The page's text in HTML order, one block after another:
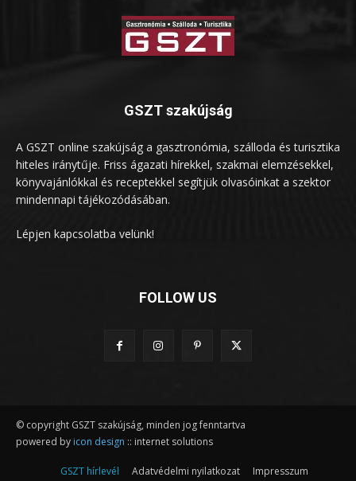
GSZT szakújság
A GSZT online szakújság a gasztronómia, szálloda és turisztika
hiteles iránytűje. Friss ágazati hírekkel, szakmai elemzésekkel,
könyvajánlókkal és receptekkel segítjük olvasóinkat a szektor
mindennapi tájékozódásában.
Lépjen kapcsolatba velünk!
FOLLOW US
© copyright GSZT szakújság, minden jog fenntartva
powered by icon design :: internet solutions
GSZT hírlevél Adatvédelmi nyilatkozat Impresszum